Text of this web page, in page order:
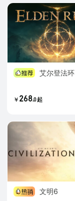
艾尔登法环
￥ 268.0起
文明6